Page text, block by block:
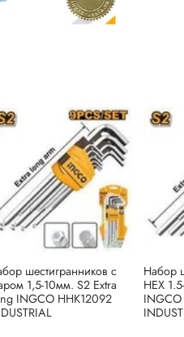
шестигранников с
1,5-10мм. S2 Extra
INGCO HHK12092
Набор
HEX
INGCO